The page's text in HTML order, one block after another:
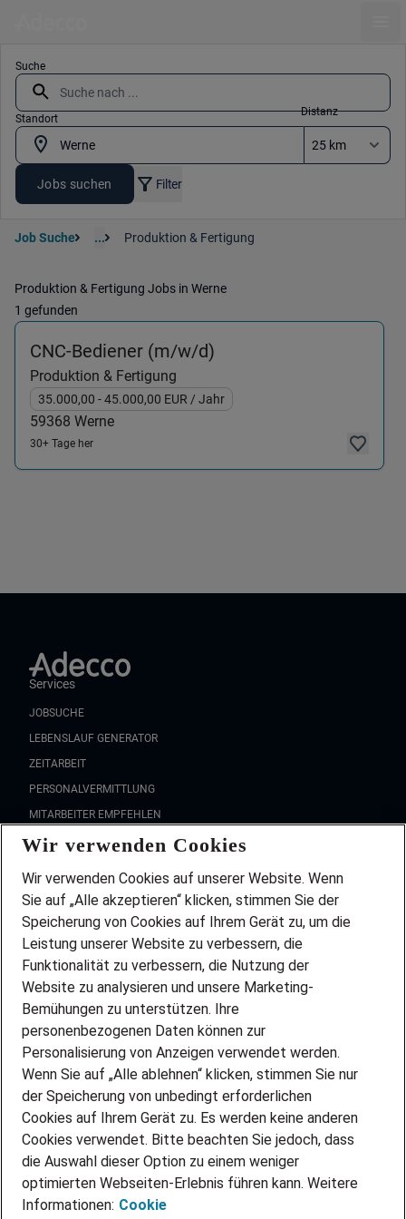
Suche
Standort
Distanz
Jobs suchen Filter
Job Suche ... Produktion & Fertigung
Produktion & Fertigung Jobs in Werne
1 gefunden
CNC-Bediener (m/w/d)
Produktion & Fertigung
35.000,00 - 45.000,00 EUR / Jahr
59368 Werne
30+ Tage her
Services
JOBSUCHE
LEBENSLAUF GENERATOR
ZEITARBEIT
PERSONALVERMITTLUNG
MITARBEITER EMPFEHLEN
FAQ
Wir stellen ein!
DEINE BERUFSGRUPPE
DEINE LEBENSSITUATION
PARTNERSHIP WITH AIRBUS
INITIATIV BEWERBEN
ÜBER UNS
STANDORTE
BLOG
PRESSE
KONTAKT
@Adecco 2026
Wir verwenden Cookies
Wir verwenden Cookies auf unserer Website. Wenn
Sie auf „Alle akzeptieren“ klicken, stimmen Sie der
Speicherung von Cookies auf Ihrem Gerät zu, um die
Leistung unserer Website zu verbessern, die
Funktionalität zu verbessern, die Nutzung der
Website zu analysieren und unsere Marketing-
Bemühungen zu unterstützen. Ihre
personenbezogenen Daten können zur
Personalisierung von Anzeigen verwendet werden.
Wenn Sie auf „Alle ablehnen“ klicken, stimmen Sie nur
der Speicherung von unbedingt erforderlichen
Cookies auf Ihrem Gerät zu. Es werden keine anderen
Cookies verwendet. Bitte beachten Sie jedoch, dass
die Auswahl dieser Option zu einem weniger
optimierten Webseiten-Erlebnis führen kann. Weitere
Informationen: Cookie